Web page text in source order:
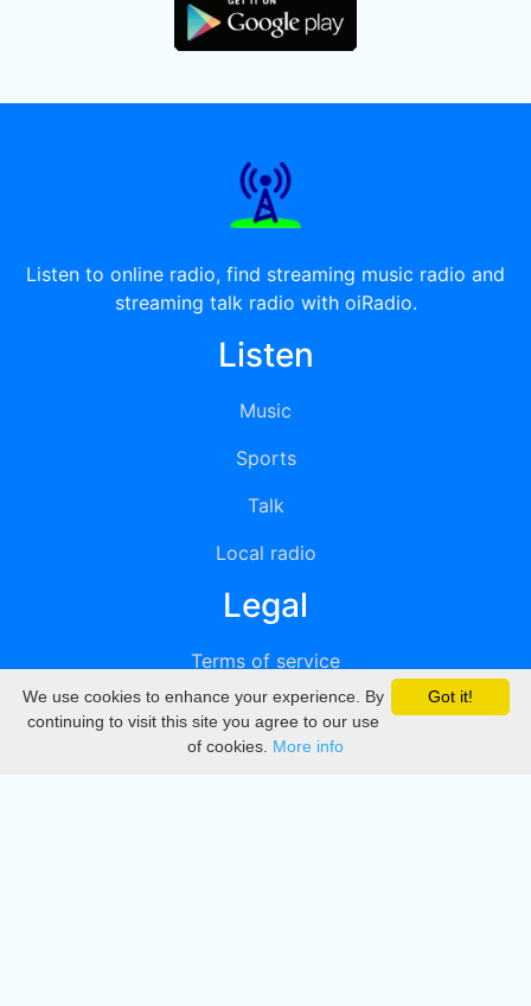
Listen to online radio, find streaming music radio and
streaming talk radio with oiRadio.
Listen
Music
Sports
Talk
Local radio
Legal
Terms of service
Privacy
DMCA
Got it!
We use cookies to enhance your experience. By
continuing to visit this site you agree to our use
of cookies. More info